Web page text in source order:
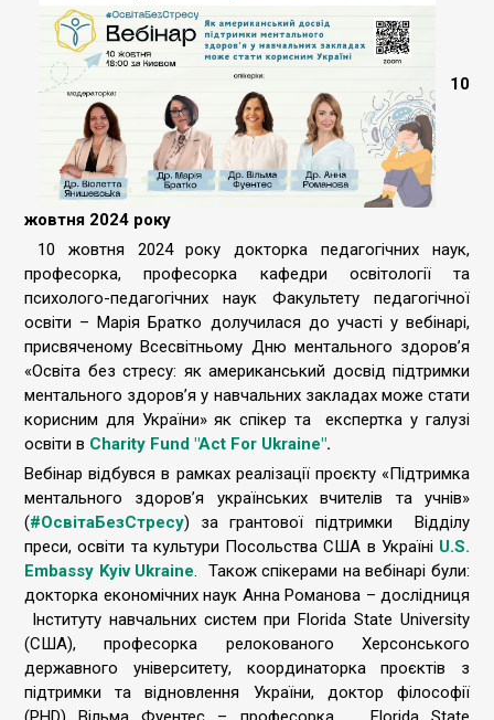
10
жовтня 2024 року
10 жовтня 2024 року докторка педагогічних наук,
професорка, професорка кафедри освітології та
психолого-педагогічних наук Факультету педагогічної
освіти – Марія Братко долучилася до участі у вебінарі,
присвяченому Всесвітньому Дню ментального здоров’я
«Освіта без стресу: як американський досвід підтримки
ментального здоров’я у навчальних закладах може стати
корисним для України» як спікер та експертка у галузі
освіти в Charity Fund "Act For Ukraine".
Вебінар відбувся в рамках реалізації проєкту «Підтримка
ментального здоров’я українських вчителів та учнів»
(#ОсвітаБезСтресу) за грантової підтримки Відділу
преси, освіти та культури Посольства США в Україні U.S.
Embassy Kyiv Ukraine. Також спікерами на вебінарі були:
докторка економічних наук Анна Романова – дослідниця
Інституту навчальних систем при Florida State University
(США), професорка релокованого Херсонського
державного університету, координаторка проєктів з
підтримки та відновлення України, доктор філософії